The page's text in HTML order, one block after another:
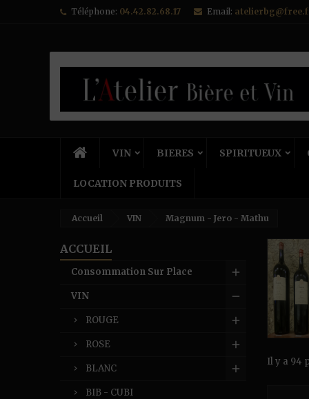
Téléphone: 04.42.82.68.17 Email:
VIN BIERES SPIRITUEUX
LOCATION PRODUITS
Accueil VIN Magnum - Jero - Mathu
ACCUEIL
Consommation Sur Place
VIN
ROUGE
ROSE
BLANC
BIB - CUBI
Il y a 94